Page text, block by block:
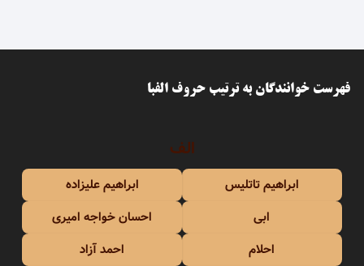
فهرست خوانندگان به ترتیب حروف الفبا
الف
ابراهیم تاتلیس
ابراهیم علیزاده
ابی
احسان خواجه امیری
احلام
احمد آزاد